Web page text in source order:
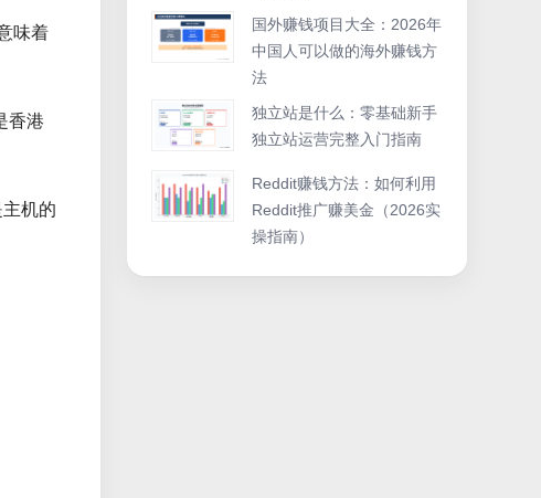
味着
香港
机的
国外赚钱项目大全：2026年
中国人可以做的海外赚钱方
法
独立站是什么：零基础新手
独立站运营完整入门指南
Reddit赚钱方法：如何利用
Reddit推广赚美金（2026实
操指南）